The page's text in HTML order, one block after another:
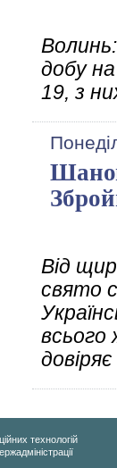
добу
19, з
Від
свято
всього
технологій